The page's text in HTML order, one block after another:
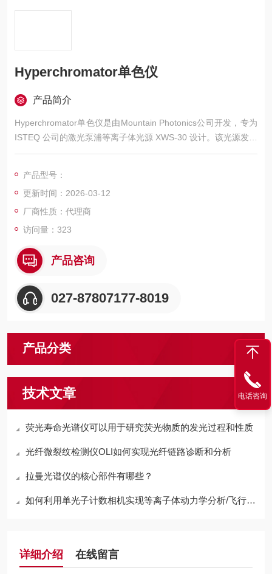
Hyperchromator单色仪
产品简介
Hyperchromator单色仪是由Mountain Photonics公司开发，专为
ISTEQ 公司的激光泵浦等离子体光源 XWS-30 设计。该光源发射
高的光束密度，特别适用于在 190 – 2200 nm（紫外/可见/近红
提供一种可调谐光源，该光源能理想地利用等离子体光源的特
性，将等离子体发光区域的发射面直接
产品型号：
更新时间：2026-03-12
厂商性质：代理商
访问量：323
产品咨询
027-87807177-8019
产品分类
技术文章
荧光寿命光谱仪可以用于研究荧光物质的发光过程和性质
光纤微裂纹检测仪OLI如何实现光纤链路诊断和分析
拉曼光谱仪的核心部件有哪些？
如何利用单光子计数相机实现等离子体动力学分析/飞行光学成像
详细介绍 在线留言
电话咨询